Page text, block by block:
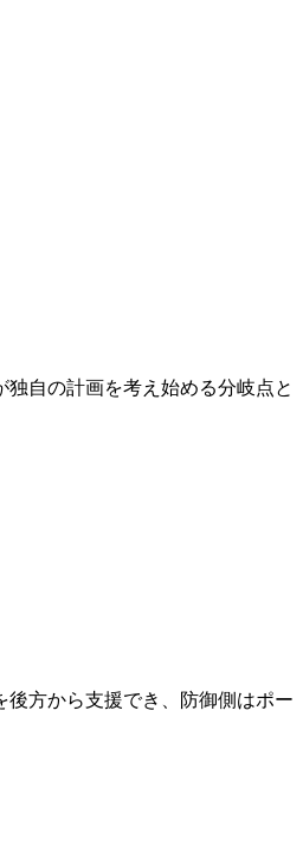
自の計画を考え始める分岐点と
方から支援でき、防御側はポー